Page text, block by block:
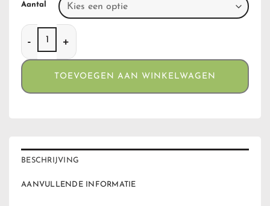
Aantal
Raw Black Ks aantal
TOEVOEGEN AAN WINKELWAGEN
BESCHRIJVING
AANVULLENDE INFORMATIE